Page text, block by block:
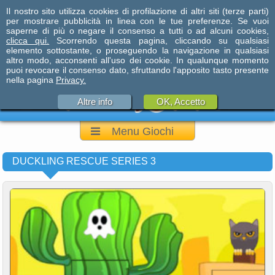
Menu Giochi
DUCKLING RESCUE SERIES 3
Il nostro sito utilizza cookies di profilazione di altri siti (terze parti)
per mostrare pubblicità in linea con le tue preferenze. Se vuoi
saperne di più o negare il consenso a tutti o ad alcuni cookies,
clicca qui.
Scorrendo questa pagina, cliccando su qualsiasi
elemento sottostante, o proseguendo la navigazione in qualsiasi
altro modo, acconsenti all'uso dei cookie. In qualunque momento
puoi revocare il consenso dato, sfruttando l'apposito tasto presente
nella pagina Privacy.
Altre info OK, Accetto